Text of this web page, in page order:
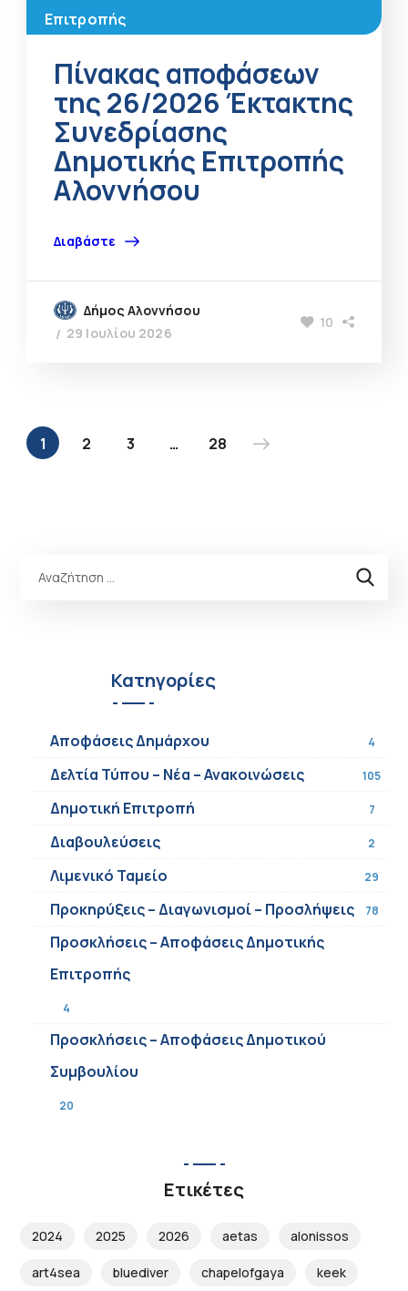
Επιτροπής
Πίνακας αποφάσεων
της 26/2026 Έκτακτης
Συνεδρίασης
Δημοτικής Επιτροπής
Αλοννήσου
Διαβάστε
Δήμος Αλοννήσου
29 Ιουλίου 2026
10
1 2 3 … 28
Κατηγορίες
Αποφάσεις Δημάρχου 4
Δελτία Τύπου – Νέα – Ανακοινώσεις 105
Δημοτική Επιτροπή 7
Διαβουλεύσεις 2
Λιμενικό Ταμείο 29
Προκηρύξεις – Διαγωνισμοί – Προσλήψεις 78
Προσκλήσεις – Αποφάσεις Δημοτικής
Επιτροπής
4
Προσκλήσεις – Αποφάσεις Δημοτικού
Συμβουλίου
20
Ετικέτες
2024 2025 2026 aetas alonissos
art4sea bluediver chapelofgaya keek